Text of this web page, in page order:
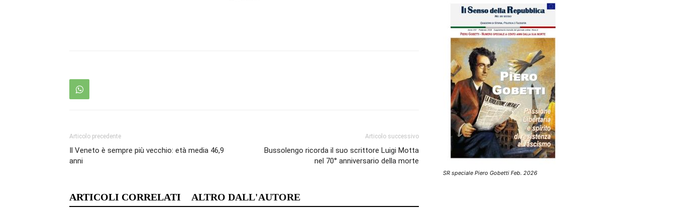
Articolo precedente
Il Veneto è sempre più vecchio: età media 46,9
anni
Articolo successivo
Bussolengo ricorda il suo scrittore Luigi Motta
nel 70° anniversario della morte
ARTICOLI CORRELATI ALTRO DALL'AUTORE
SR speciale Piero Gobetti Feb. 2026